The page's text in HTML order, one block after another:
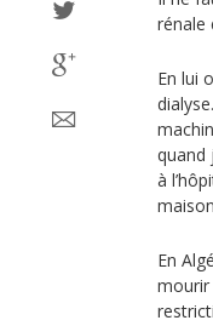
rénale
En lui
quand
à
En
mourir